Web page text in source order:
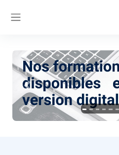
Previous